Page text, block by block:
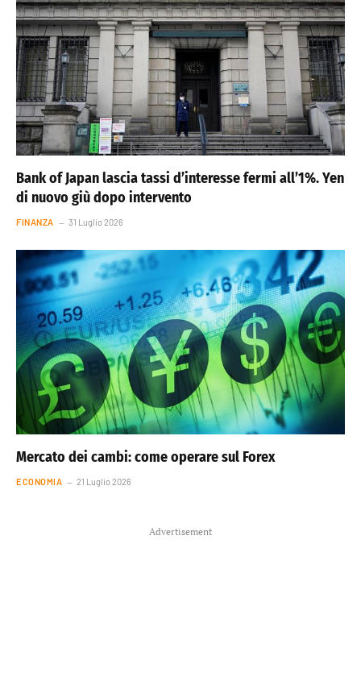
Bank of Japan lascia tassi d’interesse fermi all’1%. Yen
di nuovo giù dopo intervento
FINANZA 31 Luglio 2026
Mercato dei cambi: come operare sul Forex
ECONOMIA 21 Luglio 2026
Advertisement